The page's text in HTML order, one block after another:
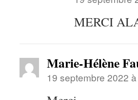
MERCI
Marie-Hélène
19 septembre 2022